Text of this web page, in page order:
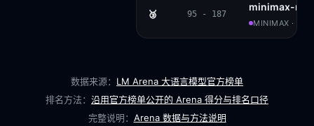
🥉 95 - 187
minimax-m2
MINIMAX ·
数据来源： LM Arena 大语言模型官方榜单
排名方法： 沿用官方榜单公开的 Arena 得分与排名口径
完整说明： Arena 数据与方法说明